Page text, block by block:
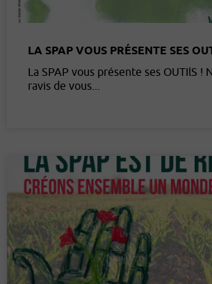
LA SPAP VOUS PRÉSENTE SES
La SPAP vous présente ses OUTIlS !
ravis de vous...